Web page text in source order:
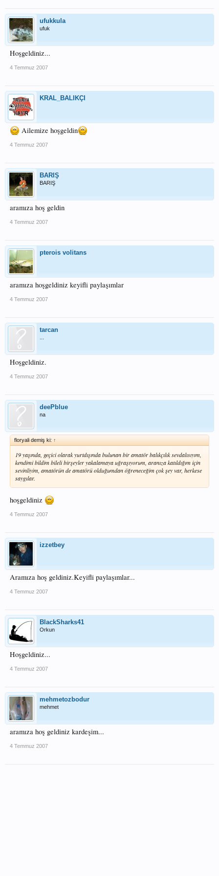
ufukkula
ufuk
Hoşgeldiniz...
4 Temmuz 2007
KRAL_BALIKÇI
Ailemize hoşgeldin
4 Temmuz 2007
BARIŞ
BARIŞ
aramıza hoş geldin
4 Temmuz 2007
pterois volitans
aramıza hoşgeldiniz keyifli paylaşımlar
4 Temmuz 2007
tarcan
Hoşgeldiniz.
4 Temmuz 2007
deePblue
na
floryali demiş ki: ↑
19 yaşında, geçici olarak yurtdışında bulunan bir amatör balıkçılık sevdalısıyım,
kendimi bildim bileli birşeyler yakalamaya uğraşıyorum, aranıza katıldığım için
sevinliyim, amatörün de amatörü olduğumdan öğreneceğim çok şey var, herkese
saygılar.
hoşgeldiniz
4 Temmuz 2007
izzetbey
Aramıza hoş geldiniz.Keyifli paylaşımlar...
4 Temmuz 2007
BlackSharks41
Orkun
Hoşgeldiniz...
4 Temmuz 2007
mehmetozbodur
mehmet
aramıza hoş geldiniz kardeşim...
4 Temmuz 2007